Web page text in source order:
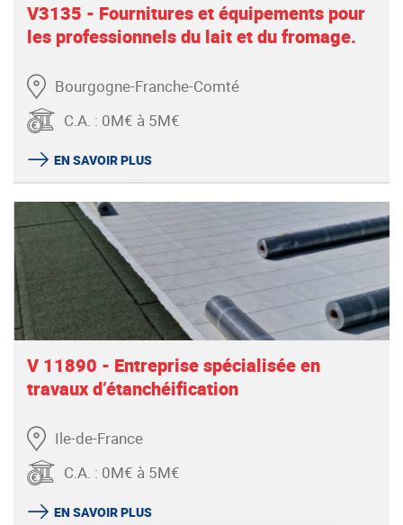
V3135 - Fournitures et équipements pour
les professionnels du lait et du fromage.
Bourgogne-Franche-Comté
C.A. : 0M€ à 5M€
EN SAVOIR PLUS
V 11890 - Entreprise spécialisée en
travaux d’étanchéification
Ile-de-France
C.A. : 0M€ à 5M€
EN SAVOIR PLUS